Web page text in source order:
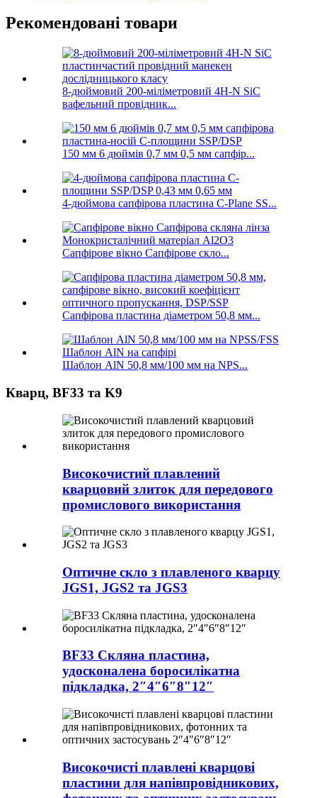
Рекомендовані товари
8-дюймовий 200-міліметровий 4H-N SiC
вафельний провідник...
150 мм 6 дюймів 0,7 мм 0,5 мм сапфір...
4-дюймова сапфірова пластина C-Plane SS...
Сапфірове вікно Сапфірове скло...
Сапфірова пластина діаметром 50,8 мм...
Шаблон AlN 50,8 мм/100 мм на NPS...
Кварц, BF33 та K9
Високочистий плавлений
кварцовий злиток для передового
промислового використання
Оптичне скло з плавленого кварцу
JGS1, JGS2 та JGS3
BF33 Скляна пластина,
удосконалена боросилікатна
підкладка, 2″4″6″8″12″
Високочисті плавлені кварцові
пластини для напівпровідникових,